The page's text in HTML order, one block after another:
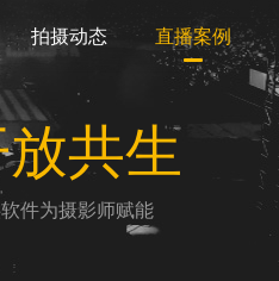
拍摄动态 直播案例
共生
件为摄影师赋能